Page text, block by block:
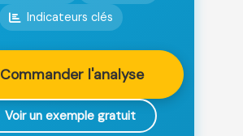
Indicateurs clés
Commander l'analyse
Voir un exemple gratuit